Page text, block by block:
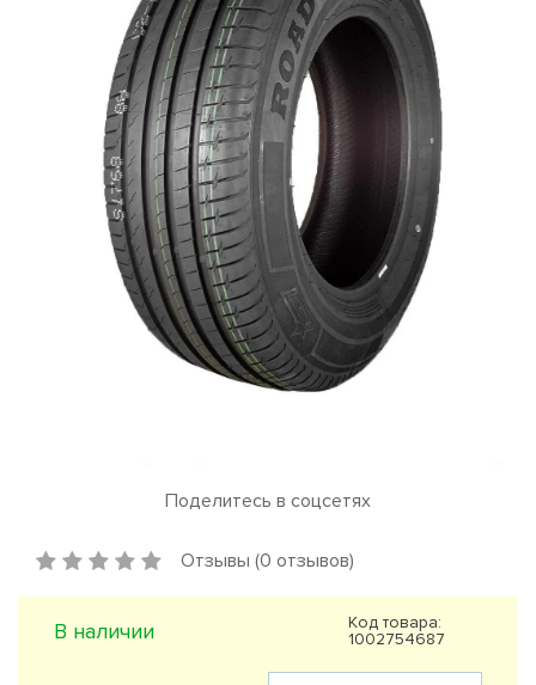
Поделитесь в соцсетях
Отзывы (0 отзывов)
В наличии
Код товара:
1002754687